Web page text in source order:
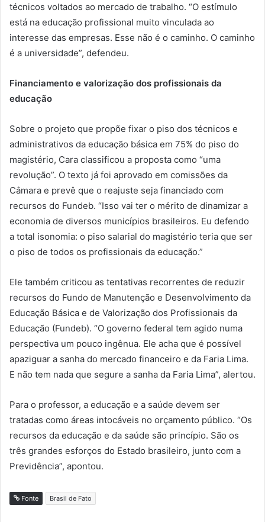
técnicos voltados ao mercado de trabalho. “O estímulo
está na educação profissional muito vinculada ao
interesse das empresas. Esse não é o caminho. O caminho
é a universidade”, defendeu.
Financiamento e valorização dos profissionais da
educação
Sobre o projeto que propõe fixar o piso dos técnicos e
administrativos da educação básica em 75% do piso do
magistério, Cara classificou a proposta como “uma
revolução”. O texto já foi aprovado em comissões da
Câmara e prevê que o reajuste seja financiado com
recursos do Fundeb. “Isso vai ter o mérito de dinamizar a
economia de diversos municípios brasileiros. Eu defendo
a total isonomia: o piso salarial do magistério teria que ser
o piso de todos os profissionais da educação.”
Ele também criticou as tentativas recorrentes de reduzir
recursos do Fundo de Manutenção e Desenvolvimento da
Educação Básica e de Valorização dos Profissionais da
Educação (Fundeb). “O governo federal tem agido numa
perspectiva um pouco ingênua. Ele acha que é possível
apaziguar a sanha do mercado financeiro e da Faria Lima.
E não tem nada que segure a sanha da Faria Lima”, alertou.
Para o professor, a educação e a saúde devem ser
tratadas como áreas intocáveis no orçamento público. “Os
recursos da educação e da saúde são princípio. São os
três grandes esforços do Estado brasileiro, junto com a
Previdência”, apontou.
Fonte Brasil de Fato